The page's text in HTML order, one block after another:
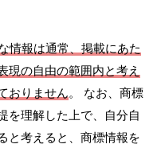
情報は通常、掲載にあた
現の自由の範囲内と考え
おりません。 なお、商標
を理解した上で、自分自
と考えると、商標情報を